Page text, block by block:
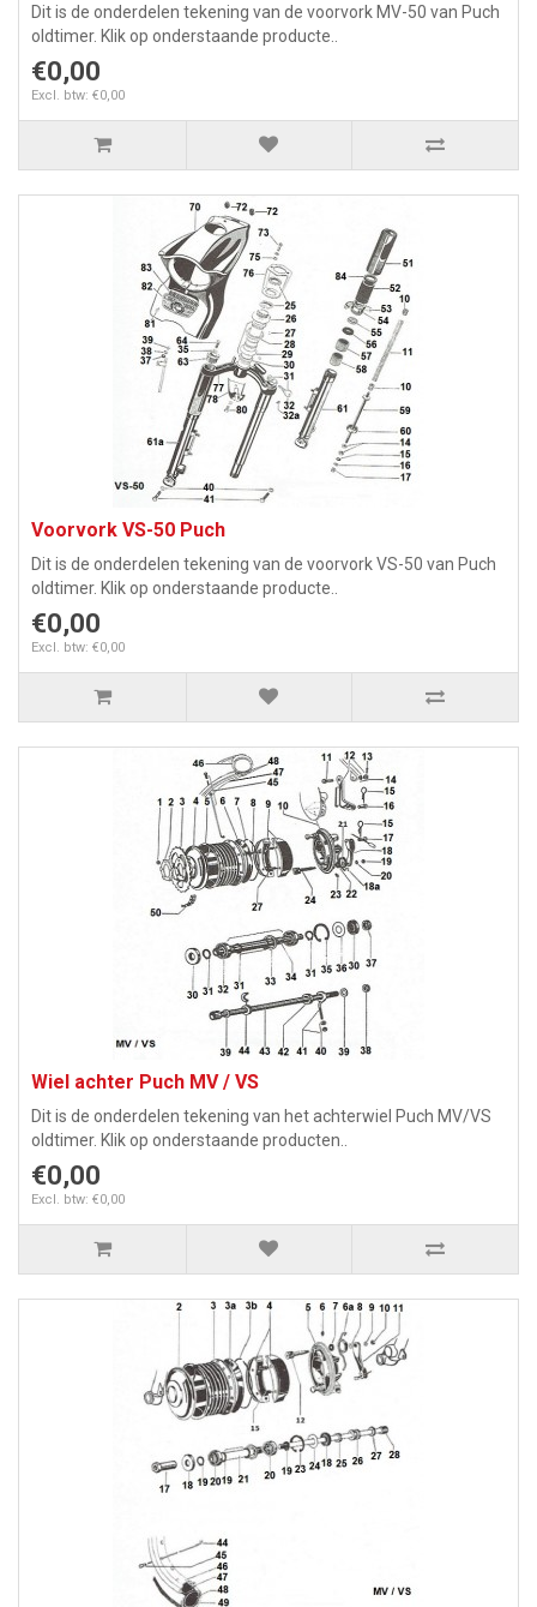
Dit is de onderdelen tekening van de voorvork MV-50 van Puch
oldtimer. Klik op onderstaande producte..
€0,00
Excl. btw: €0,00
Voorvork VS-50 Puch
Dit is de onderdelen tekening van de voorvork VS-50 van Puch
oldtimer. Klik op onderstaande producte..
€0,00
Excl. btw: €0,00
Wiel achter Puch MV / VS
Dit is de onderdelen tekening van het achterwiel Puch MV/VS
oldtimer. Klik op onderstaande producten..
€0,00
Excl. btw: €0,00